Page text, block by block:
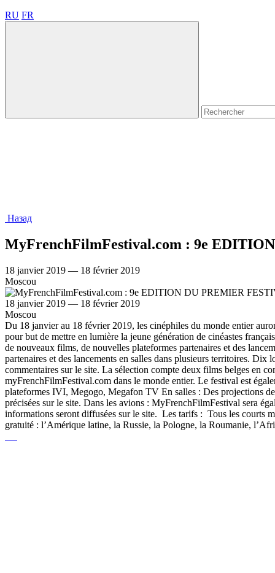
RU FR
Назад
MyFrenchFilmFestival.com : 9e
18 janvier 2019 — 18 février 2019
Moscou
18 janvier 2019 — 18 février 2019
Moscou
Du 18 janvier au 18 février 2019, les cinéphiles du monde entier
pour but de mettre en lumière la jeune génération de cinéastes
de nouveaux films, de nouvelles plateformes partenaires et des
partenaires et des lancements en salles dans plusieurs territoires.
commentaires sur le site. La sélection compte deux films belges en
myFrenchFilmFestival.com dans le monde entier. Le festival est
plateformes IVI, Megogo, Megafon TV En salles : Des projections
précisées sur le site. Dans les avions : MyFrenchFilmFestival sera
informations seront diffusées sur le site. Les tarifs : Tous les courts
gratuité : l’Amérique latine, la Russie, la Pologne, la Roumanie,